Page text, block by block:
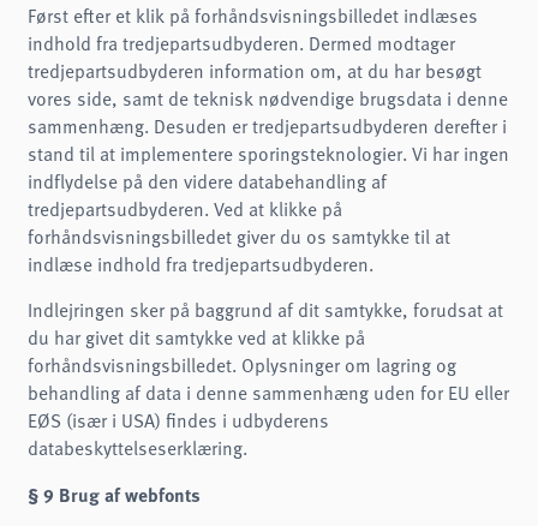
Først efter et klik på forhåndsvisningsbilledet indlæses
indhold fra tredjepartsudbyderen. Dermed modtager
tredjepartsudbyderen information om, at du har besøgt
vores side, samt de teknisk nødvendige brugsdata i denne
sammenhæng. Desuden er tredjepartsudbyderen derefter i
stand til at implementere sporingsteknologier. Vi har ingen
indflydelse på den videre databehandling af
tredjepartsudbyderen. Ved at klikke på
forhåndsvisningsbilledet giver du os samtykke til at
indlæse indhold fra tredjepartsudbyderen.
Indlejringen sker på baggrund af dit samtykke, forudsat at
du har givet dit samtykke ved at klikke på
forhåndsvisningsbilledet. Oplysninger om lagring og
behandling af data i denne sammenhæng uden for EU eller
EØS (især i USA) findes i udbyderens
databeskyttelseserklæring.
§ 9 Brug af webfonts